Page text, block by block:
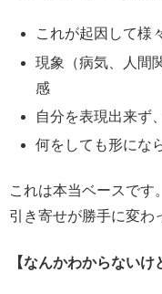
これが起因して様
現象（病気、人間
感
自分を表現出来ず
何をしても形にな
これは本当ベースです
引き寄せが勝手に変わ
【なんかわからない